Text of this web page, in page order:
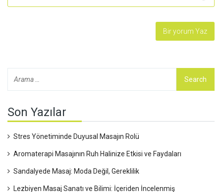
Son Yazılar
Stres Yönetiminde Duyusal Masajın Rolü
Aromaterapi Masajının Ruh Halinize Etkisi ve Faydaları
Sandalyede Masaj: Moda Değil, Gereklilik
Lezbiyen Masaj Sanatı ve Bilimi: İçeriden İncelenmiş